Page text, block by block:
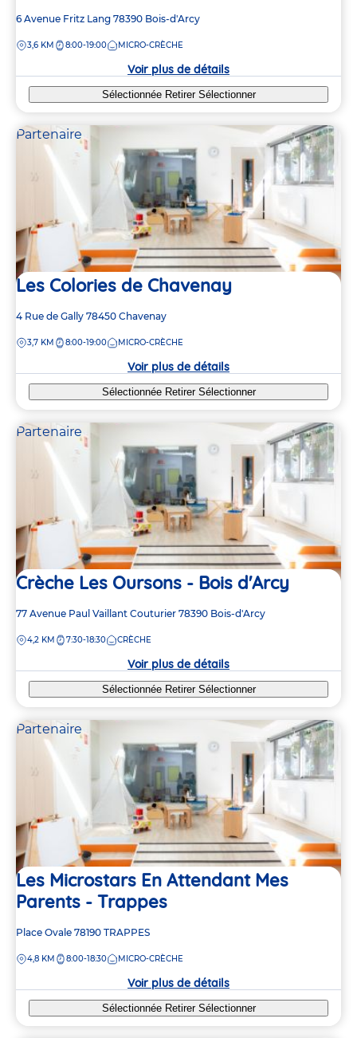
Adresse
la
6 Avenue Fritz Lang 78390 Bois-d'Arcy
DISTANCE
3,6 KM 8:00-19:00 MICRO-CRÈCHE
Voir plus de détails
Sélectionnée Retirer Sélectionner
Partenaire
Les Colories de Chavenay
Adresse
la
4 Rue de Gally 78450 Chavenay
DISTANCE
3,7 KM 8:00-19:00 MICRO-CRÈCHE
Voir plus de détails
Sélectionnée Retirer Sélectionner
Partenaire
Crèche Les Oursons - Bois d'Arcy
Adresse
la
77 Avenue Paul Vaillant Couturier 78390 Bois-d'Arcy
DISTANCE
4,2 KM 7:30-18:30 CRÈCHE
Voir plus de détails
Sélectionnée Retirer Sélectionner
Partenaire
Les Microstars En Attendant Mes
Parents - Trappes
Adresse
la
Place Ovale 78190 TRAPPES
DISTANCE
4,8 KM 8:00-18:30 MICRO-CRÈCHE
Voir plus de détails
Sélectionnée Retirer Sélectionner